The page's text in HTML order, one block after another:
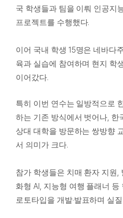
국 학생들과 팀을 이뤄 인공지
프로젝트를 수행했다.
이어 국내 학생 15명은 네바다
육과 실습에 참여하며 현지 학
이어갔다.
특히 이번 연수는 일방적으로
하는 기존 방식에서 벗어나, 한
상대 대학을 방문하는 쌍방향
서 의미가 크다.
참가 학생들은 치매 환자 지원 ,
화형AI, 지능형 여행 플래너
로토타입을 개발·발표하며 실